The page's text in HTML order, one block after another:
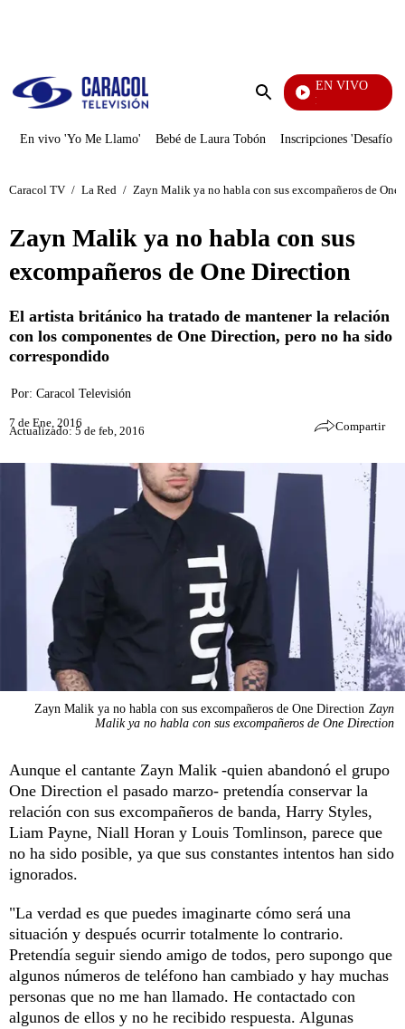
Enviar
EN VIVO
Se Dice De Mí
En vivo 'Yo Me Llamo' Bebé de Laura Tobón Inscripciones 'Desafío'
Caracol TV / La Red / Zayn Malik ya no habla con sus excompañeros de One
Zayn Malik ya no habla con sus
excompañeros de One Direction
El artista británico ha tratado de mantener la relación
con los componentes de One Direction, pero no ha sido
correspondido
Por: Caracol Televisión
7 de Ene, 2016
Actualizado: 5 de feb, 2016 Compartir
Zayn Malik ya no habla con sus excompañeros de One Direction Zayn
Malik ya no habla con sus excompañeros de One Direction
Aunque el cantante Zayn Malik -quien abandonó el grupo
One Direction el pasado marzo- pretendía conservar la
relación con sus excompañeros de banda, Harry Styles,
Liam Payne, Niall Horan y Louis Tomlinson, parece que
no ha sido posible, ya que sus constantes intentos han sido
ignorados.
"La verdad es que puedes imaginarte cómo será una
situación y después ocurrir totalmente lo contrario.
Pretendía seguir siendo amigo de todos, pero supongo que
algunos números de teléfono han cambiado y hay muchas
personas que no me han llamado. He contactado con
algunos de ellos y no he recibido respuesta. Algunas